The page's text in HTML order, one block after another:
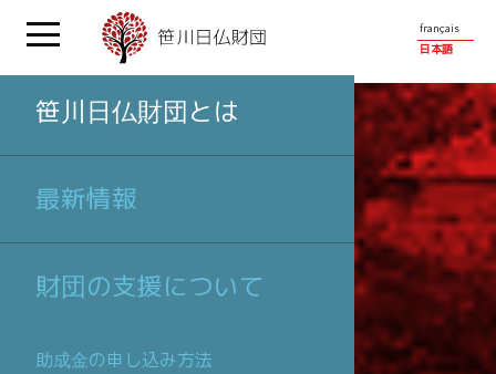
français
日本語
笹川日仏財団とは
最新情報
財団の支援について
助成金の申し込み方法